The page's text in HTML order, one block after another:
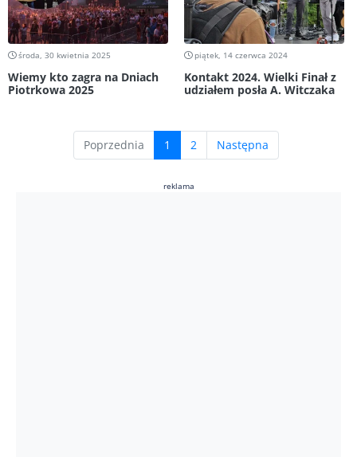
środa, 30 kwietnia 2025
Wiemy kto zagra na Dniach
Piotrkowa 2025
piątek, 14 czerwca 2024
Kontakt 2024. Wielki Finał z
udziałem posła A. Witczaka
Poprzednia 1 (current)
2 Następna
reklama